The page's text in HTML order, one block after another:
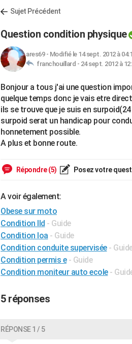
Sujet Précédent
Question condition physique
ares69- Modifié le 14 sept. 2012 à
franchouillard - 24 sept. 2012 à
Bonjour a tous j'ai une question
quelque temps donc je vais etre
ils se trouve que je suis en
surpoid serat un handicap pour
honnetement possible.
A plus et bonne route.
Répondre (5) Posez votre
A voir également:
Obese sur moto
Condition lld - Guide
Condition loa - Guide
Condition conduite supervisée -
Condition permis e - Guide
Condition moniteur auto ecole -
5 réponses
RÉPONSE 1 / 5